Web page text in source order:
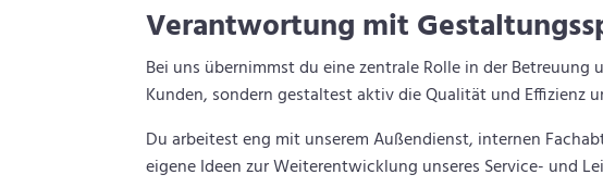
Verantwortung mit
Bei uns übernimmst du eine zentrale Rolle in der
Kunden, sondern gestaltest aktiv die Qualität und Effizienz
Du arbeitest eng mit unserem Außendienst, internen
eigene Ideen zur Weiterentwicklung unseres Service- und